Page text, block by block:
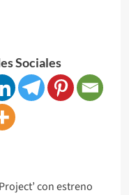
Sociales
con estreno